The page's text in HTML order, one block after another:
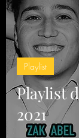
Playlist
2021
Playlist